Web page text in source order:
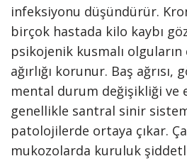
infeksiyonu düşündürür.
birçok hastada kilo kaybı
psikojenik kusmalı
ağırlığı korunur. Baş
mental durum değişikliği ve
genellikle santral sinir
patolojilerde ortaya çıkar.
mukozolarda kuruluk